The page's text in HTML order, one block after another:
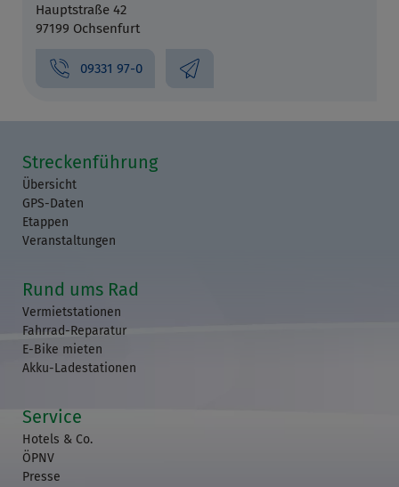
Hauptstraße 42
97199 Ochsenfurt
09331 97-0
Streckenführung
Übersicht
GPS-Daten
Etappen
Veranstaltungen
Rund ums Rad
Vermietstationen
Fahrrad-Reparatur
E-Bike mieten
Akku-Ladestationen
Service
Hotels & Co.
ÖPNV
Presse